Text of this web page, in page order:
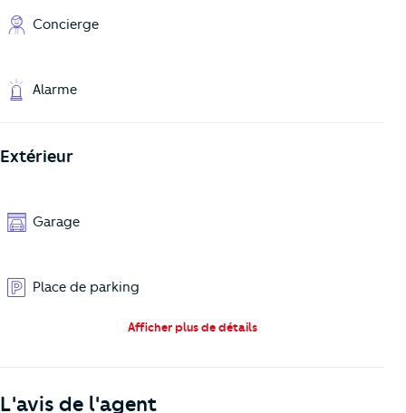
Concierge
Alarme
Extérieur
Garage
Place de parking
Afficher plus de détails
L'avis de l'agent